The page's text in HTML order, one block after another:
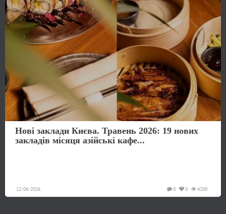
Нові заклади Києва. Травень 2026: 19 нових
закладів місяця азійські кафе...
12-06-2026 4200
0
0